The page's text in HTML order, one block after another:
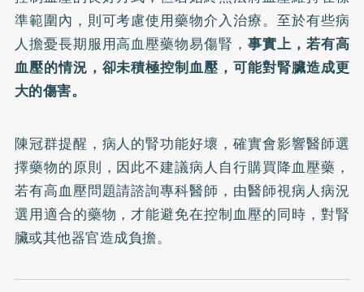
準範圍內，則可考慮使用藥物介入治療。至於有些病
人擔憂長期服用高血壓藥物易傷腎， 事實上，若有高
血壓的情況，卻未積極控制血壓，可能對腎臟造成更
大的傷害。
陳冠群提醒，病人的腎功能好壞，確實會影響醫師選
擇藥物的原則，因此不建議病人自行購買降血壓藥，
若有高血壓問題請諮詢專科醫師，由醫師視病人病況
選用適合的藥物，才能避免在控制血壓的同時，對腎
臟或其他器官造成負擔。